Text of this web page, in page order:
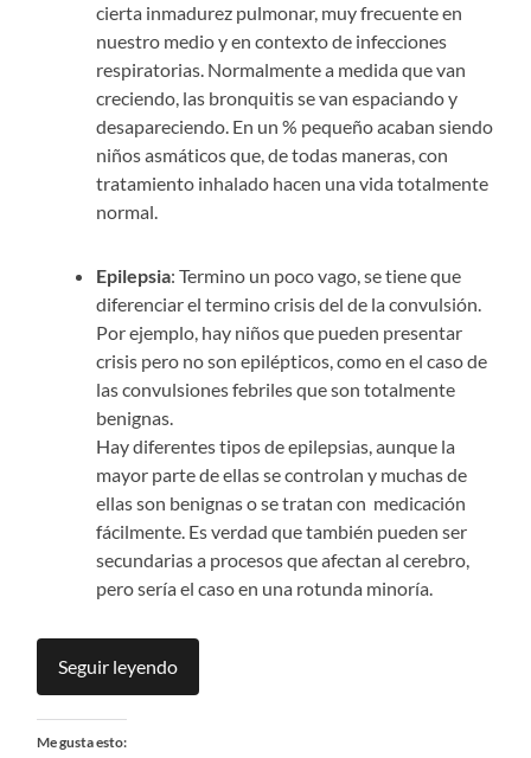
cierta inmadurez pulmonar, muy frecuente en
nuestro medio y en contexto de infecciones
respiratorias. Normalmente a medida que van
creciendo, las bronquitis se van espaciando y
desapareciendo. En un % pequeño acaban siendo
niños asmáticos que, de todas maneras, con
tratamiento inhalado hacen una vida totalmente
normal.
Epilepsia: Termino un poco vago, se tiene que
diferenciar el termino crisis del de la convulsión.
Por ejemplo, hay niños que pueden presentar
crisis pero no son epilépticos, como en el caso de
las convulsiones febriles que son totalmente
benignas.
Hay diferentes tipos de epilepsias, aunque la
mayor parte de ellas se controlan y muchas de
ellas son benignas o se tratan con medicación
fácilmente. Es verdad que también pueden ser
secundarias a procesos que afectan al cerebro,
pero sería el caso en una rotunda minoría.
Seguir leyendo
Me gusta esto: